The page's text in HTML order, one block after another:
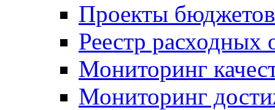
Проекты бюджетов
Реестр расходных
Мониторинг
Мониторинг